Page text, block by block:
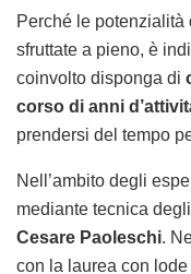
Perché le
sfruttate a pieno, è
coinvolto disponga di
corso di anni
prendersi del tempo
Nell’ambito degli
mediante tecnica
Cesare Paoleschi.
con la laurea con